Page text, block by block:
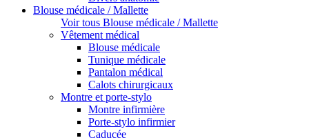
Blouse médicale / Mallette
Voir tous Blouse médicale / Mallette
Vêtement médical
Blouse médicale
Tunique médicale
Pantalon médical
Calots chirurgicaux
Montre et porte-stylo
Montre infirmière
Porte-stylo infirmier
Caducée